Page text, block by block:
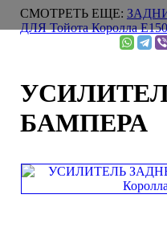
СМОТРЕТЬ ЕЩЕ:
ДЛЯ Тойота Королла
БАМПЕРА